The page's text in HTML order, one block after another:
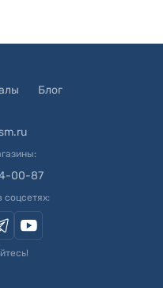
Блог
00-87
соцсетях: